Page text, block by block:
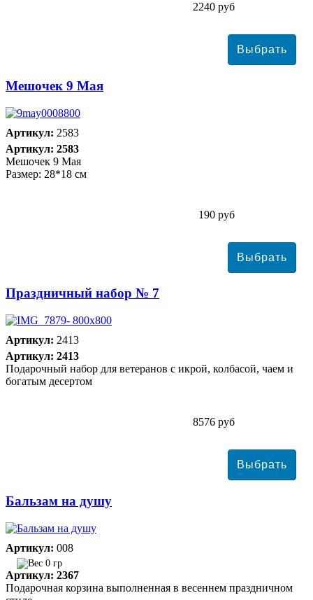
2240 руб
Мешочек 9 Мая
Артикул: 2583
Артикул: 2583
Мешочек 9 Мая
Размер: 28*18 см
190 руб
Праздничный набор № 7
Артикул: 2413
Артикул: 2413
Подарочный набор для ветеранов с икрой, колбасой, чаем и
богатым десертом
8576 руб
Бальзам на душу
Артикул: 008
0 гр
Артикул: 2367
Подарочная корзина выполненная в весеннем праздничном